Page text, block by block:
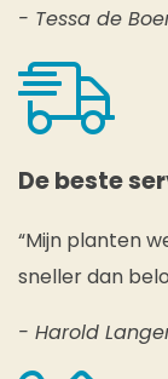
- Tessa de
De beste
“Mijn planten
sneller dan
- Harold